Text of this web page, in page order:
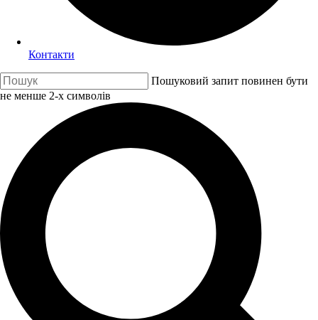
Контакти
Пошуковий запит повинен бути
не менше 2-х символів